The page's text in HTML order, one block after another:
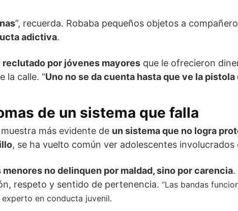
”, recuerda. Robaba pequeños objetos a
adictiva.
reclutado por jóvenes mayores que le ofrecieron
la calle. “Uno no se da cuenta hasta que ve la pistola
de un sistema que falla
más evidente de un sistema que no logra
, se ha vuelto común ver adolescentes involucrados
menores no delinquen por maldad, sino por carencia.
respeto y sentido de pertenencia. “Las bandas
en conducta juvenil.